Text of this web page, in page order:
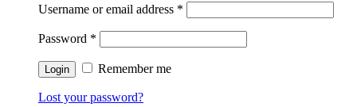
Username or email address *
Password *
Remember me
Lost your password?